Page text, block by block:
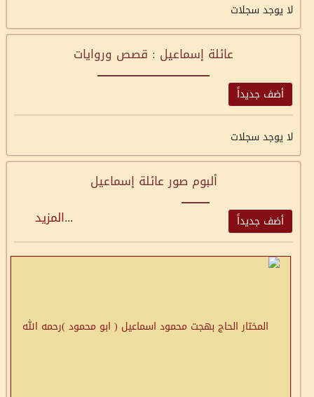
لا يوجد سجلات
عائلة إسماعيل : قصص وروايات
أضف جديداً
لا يوجد سجلات
ألبوم صور عائلة إسماعيل
أضف جديداً ...المزيد